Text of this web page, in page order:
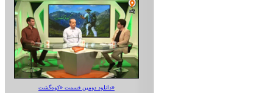
دانلود دومین قسمت «کوه‌گشت»